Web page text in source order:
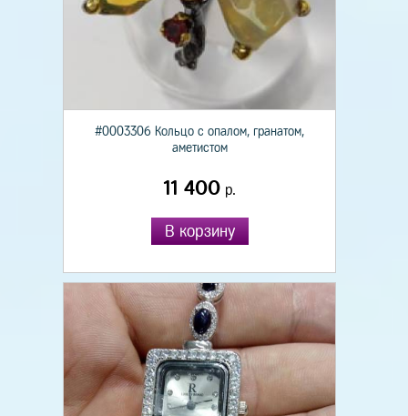
#0003306 Кольцо с опалом, гранатом,
аметистом
11 400 р.
В корзину